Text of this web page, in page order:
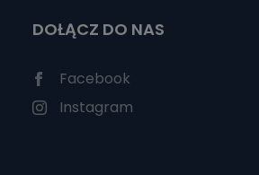
DOŁĄCZ DO NAS
Facebook
Instagram